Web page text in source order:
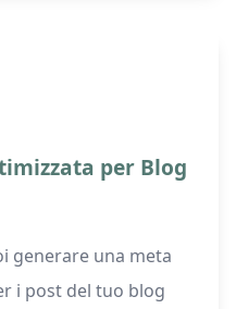
per Blog
generare una meta
i post del tuo blog